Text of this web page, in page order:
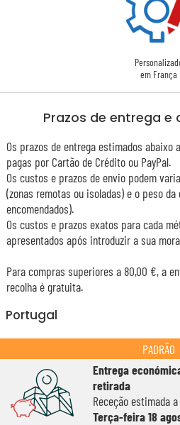
em França
Prazos de entrega e
Os prazos de entrega estimados abaixo
pagas por Cartão de Crédito ou PayPal.
Os custos e prazos de envio podem
(zonas remotas ou isoladas) e o peso
encomendados).
Os custos e prazos exatos para cada
apresentados após introduzir a sua
Para compras superiores a 80,00 €, a
recolha é gratuita.
Portugal
PADRÃO
Entrega
retirada
Receção estimada a
Terça-feira 18